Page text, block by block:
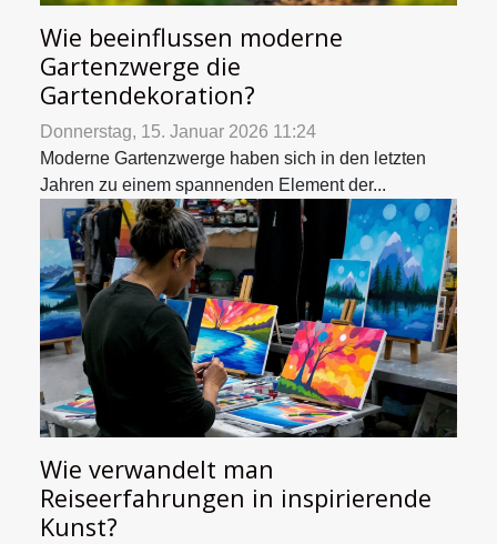
Wie beeinflussen moderne
Gartenzwerge die
Gartendekoration?
Donnerstag, 15. Januar 2026 11:24
Moderne Gartenzwerge haben sich in den letzten
Jahren zu einem spannenden Element der...
Wie verwandelt man
Reiseerfahrungen in inspirierende
Kunst?